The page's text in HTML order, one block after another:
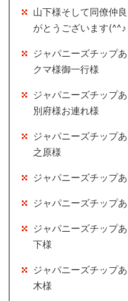
山下様そして同僚仲
がとうございます(^^♪
ジャパニーズチップ
クマ様御一行様
ジャパニーズチップ
別府様お連れ様
ジャパニーズチップ
之原様
ジャパニーズチップ
ジャパニーズチップ
ジャパニーズチップ
下様
ジャパニーズチップ
木様